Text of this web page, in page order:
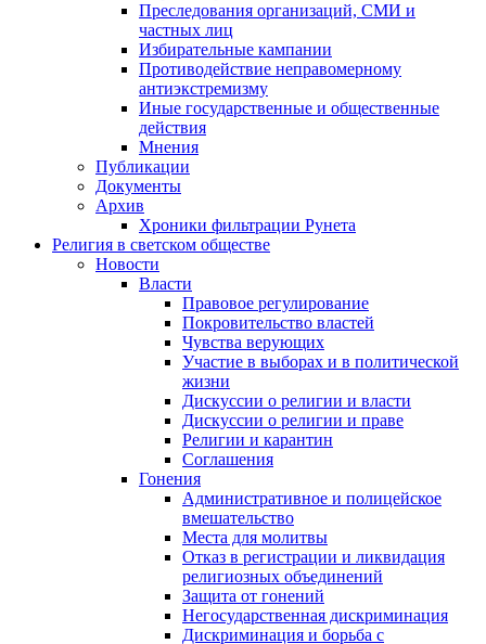
Преследования организаций, СМИ и
частных лиц
Избирательные кампании
Противодействие неправомерному
антиэкстремизму
Иные государственные и общественные
действия
Мнения
Публикации
Документы
Архив
Хроники фильтрации Рунета
Религия в светском обществе
Новости
Власти
Правовое регулирование
Покровительство властей
Чувства верующих
Участие в выборах и в политической
жизни
Дискуссии о религии и власти
Дискуссии о религии и праве
Религии и карантин
Соглашения
Гонения
Административное и полицейское
вмешательство
Места для молитвы
Отказ в регистрации и ликвидация
религиозных объединений
Защита от гонений
Негосударственная дискриминация
Дискриминация и борьба с